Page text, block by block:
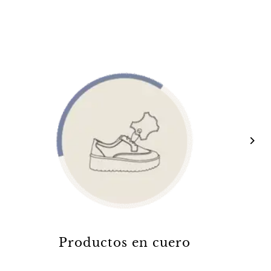
Productos en cuero